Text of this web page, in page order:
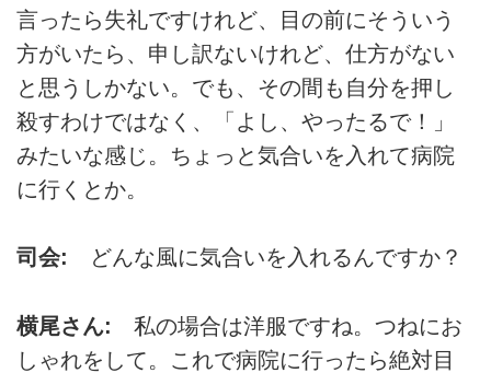
言ったら失礼ですけれど、目の前にそういう
方がいたら、申し訳ないけれど、仕方がない
と思うしかない。でも、その間も自分を押し
殺すわけではなく、「よし、やったるで！」
みたいな感じ。ちょっと気合いを入れて病院
に行くとか。
司会: どんな風に気合いを入れるんですか？
横尾さん: 私の場合は洋服ですね。つねにお
しゃれをして。これで病院に行ったら絶対目